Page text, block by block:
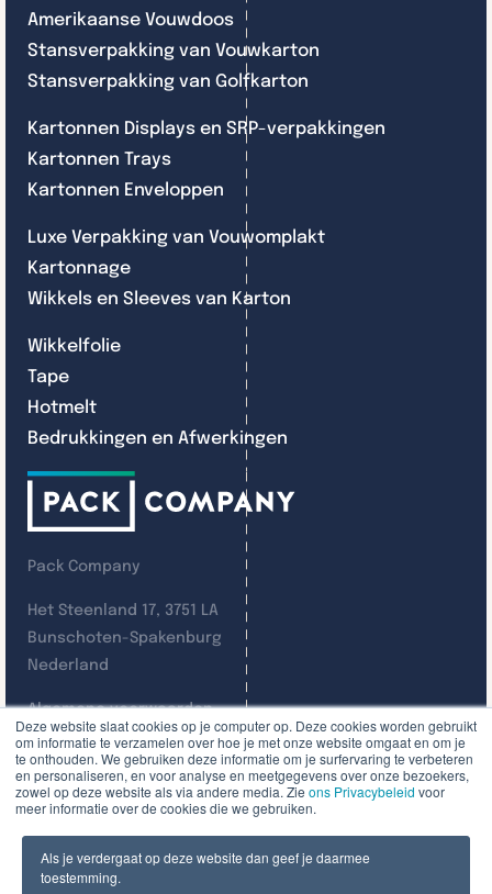
Deze website slaat cookies op je computer op. Deze cookies worden gebruikt
om informatie te verzamelen over hoe je met onze website omgaat en om je
te onthouden. We gebruiken deze informatie om je surfervaring te verbeteren
en personaliseren, en voor analyse en meetgegevens over onze bezoekers,
zowel op deze website als via andere media. Zie ons Privacybeleid voor
meer informatie over de cookies die we gebruiken.
Als je verdergaat op deze website dan geef je daarmee
toestemming.
Amerikaanse Vouwdoos
Stansverpakking van Vouwkarton
Stansverpakking van Golfkarton
Kartonnen Displays en SRP-verpakkingen
Kartonnen Trays
Kartonnen Enveloppen
Luxe Verpakking van Vouwomplakt
Kartonnage
Wikkels en Sleeves van Karton
Wikkelfolie
Tape
Hotmelt
Bedrukkingen en Afwerkingen
Pack Company
Het Steenland 17, 3751 LA
Bunschoten-Spakenburg
Nederland
Algemene voorwaarden
Privacybeleid
© Pack Company 2025